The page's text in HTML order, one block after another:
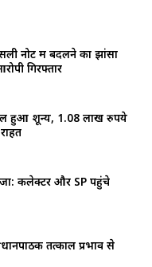
नोट में बदलने का झांसा
गिरफ्तार
हुआ शून्य, 1.08 लाख रुपये
कलेक्टर और SP पहुंचे
तत्काल प्रभाव से